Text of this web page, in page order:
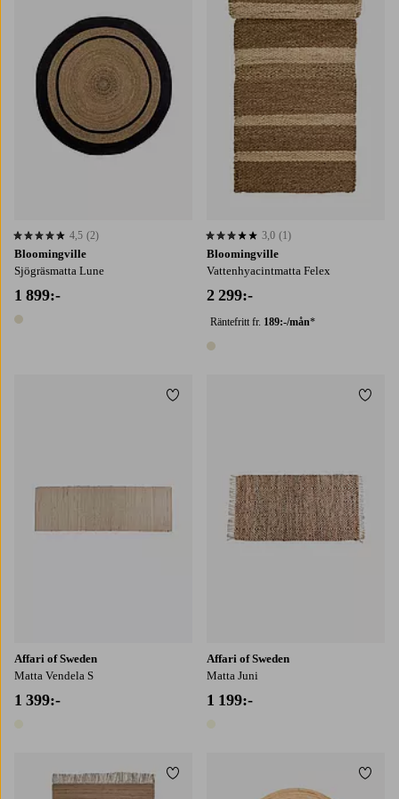
Bloomingville
Sjögräsmatta Lune
1 899:-
1 färg
4,5 baserat på 2 st betyg
4,5 (2)
Bloomingville
Vattenhyacintmatta Felex
2 299:-
Räntefritt fr. 189:-/mån*
1 färg
3,0 baserat på 1 st betyg
3,0 (1)
Affari of Sweden
Matta Vendela S
1 399:-
Lägg till i favoriter
Affari of Sweden
Matta Juni
1 199:-
Lägg till i favoriter